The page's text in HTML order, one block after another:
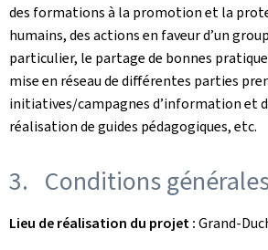
des formations à la promotion et la
humains, des actions en faveur d’un
particulier, le partage de bonnes
mise en réseau de différentes parties
initiatives/campagnes d’information et
réalisation de guides pédagogiques, etc.
3. Conditions
Lieu de réalisation du projet :Grand-